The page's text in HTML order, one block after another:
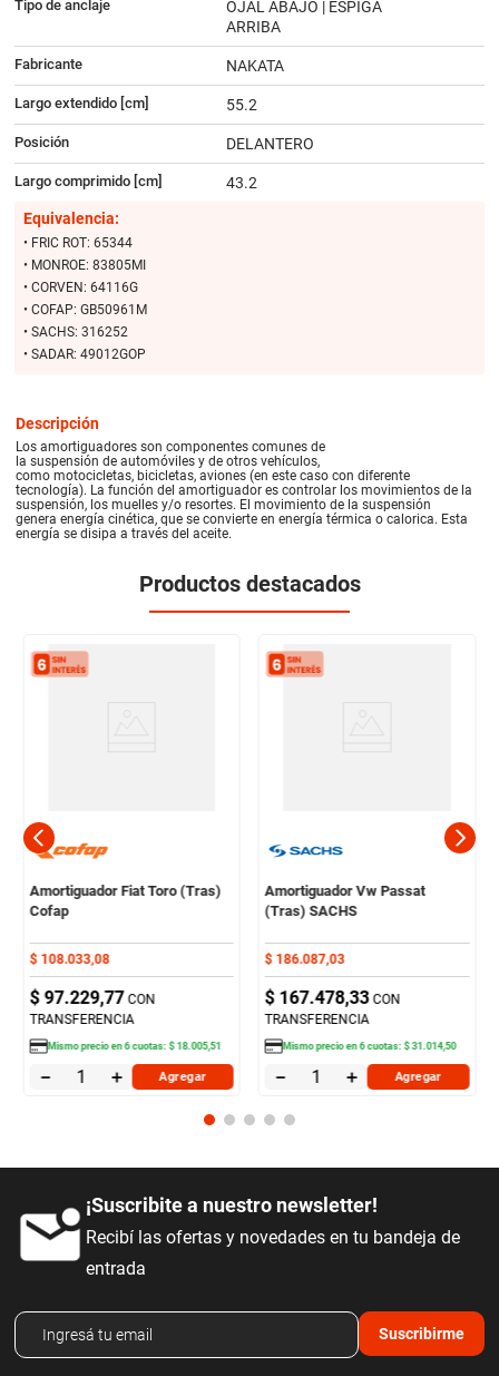
Tipo de anclaje
OJAL ABAJO | ESPIGA
ARRIBA
Fabricante NAKATA
Largo extendido [cm] 55.2
Posición DELANTERO
Largo comprimido [cm]
43.2
Equivalencia:
• FRIC ROT: 65344
• MONROE: 83805MI
• CORVEN: 64116G
• COFAP: GB50961M
• SACHS: 316252
• SADAR: 49012GOP
Descripción
Los amortiguadores son componentes comunes de
la suspensión de automóviles y de otros vehículos,
como motocicletas, bicicletas, aviones (en este caso con diferente
tecnología). La función del amortiguador es controlar los movimientos de la
suspensión, los muelles y/o resortes. El movimiento de la suspensión
genera energía cinética, que se convierte en energía térmica o calorica. Esta
energía se disipa a través del aceite.
Productos destacados
Amortiguador Fiat Toro (Tras)
Cofap
$ 108.033,08
$ 97.229,77 CON
TRANSFERENCIA
Mismo precio en6cuotas:$ 18.005,51
＋
－ Agregar
Amortiguador Vw Passat
(Tras) SACHS
$ 186.087,03
$ 167.478,33 CON
TRANSFERENCIA
Mismo precio en6cuotas:$ 31 .014,50
＋
－ Agregar
¡Suscribite a nuestro newsletter!
Recibí las ofertas y novedades en tu bandeja de
entrada
Suscribirme